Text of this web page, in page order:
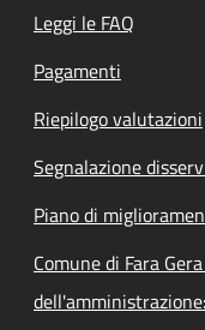
Leggi le FAQ
Pagamenti
Riepilogo valutazioni
Segnalazione
Piano di
Comune di Fara